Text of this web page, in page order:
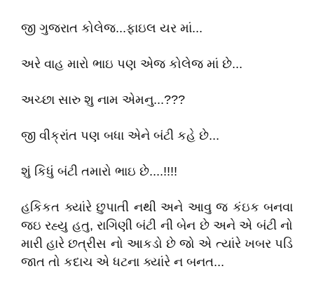
જી ગુજરાત કોલેજ...ફાઇલ યર માં...
અરે વાહ મારો ભાઇ પણ એજ કોલેજ માં છે...
અચ્છા સારુ શુ નામ એમનુ...???
જી વીક્રાંત પણ બધા એને બંટી કહે છે...
શું કિધું બંટી તમારો ભાઇ છે....!!!!
હકિકત ક્યાંરે છુપાતી નથી અને આવુ જ કંઇક બનવા
જઇ રહ્યુ હતુ, રાગિણી બંટી ની બેન છે અને એ બંટી નો
મારી હારે છત્રીસ નો આકડો છે જો એ ત્યાંરે ખબર પડિ
જાત તો કદાચ એ ધટના ક્યાંરે ન બનત...